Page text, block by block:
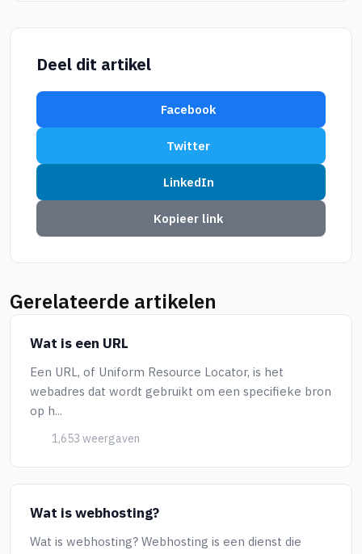
Deel dit artikel
Facebook
Twitter
LinkedIn
Kopieer link
Gerelateerde artikelen
Wat is een URL
Een URL, of Uniform Resource Locator, is het
webadres dat wordt gebruikt om een specifieke bron
op h...
1,653 weergaven
Wat is webhosting?
Wat is webhosting? Webhosting is een dienst die